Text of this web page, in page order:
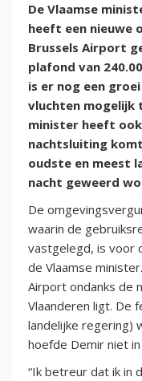
De Vlaamse
heeft een nieuwe
Brussels Airport
plafond van
is er nog een
vluchten mogelijk
minister heeft
nachtsluiting
oudste en meest
nacht geweerd
De
waarin de
vastgelegd, is voor
de Vlaamse
Airport ondanks de
Vlaanderen ligt. De
landelijke regering)
hoefde Demir niet
“Ik betreur dat ik in